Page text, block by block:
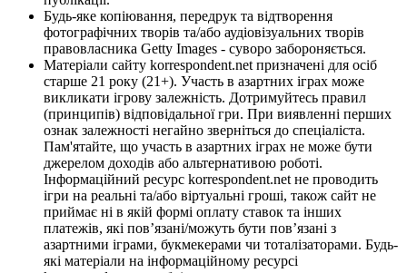
Будь-яке копіювання, передрук та відтворення
фотографічних творів та/або аудіовізуальних творів
правовласника Getty Images - суворо забороняється.
Матеріали сайту korrespondent.net призначені для осіб
старше 21 року (21+). Участь в азартних іграх може
викликати ігрову залежність. Дотримуйтесь правил
(принципів) відповідальної гри. При виявленні перших
ознак залежності негайно зверніться до спеціаліста.
Пам'ятайте, що участь в азартних іграх не може бути
джерелом доходів або альтернативою роботі.
Інформаційний ресурс korrespondent.net не проводить
ігри на реальні та/або віртуальні гроші, також сайт не
приймає ні в якій формі оплату ставок та інших
платежів, які пов’язані/можуть бути пов’язані з
азартними іграми, букмекерами чи тоталізаторами. Будь-
які матеріали на інформаційному ресурсі